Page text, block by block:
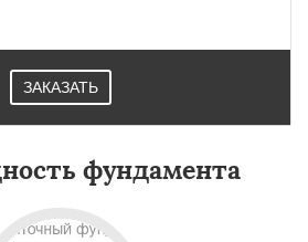
ЗАКАЗАТЬ
фундамента